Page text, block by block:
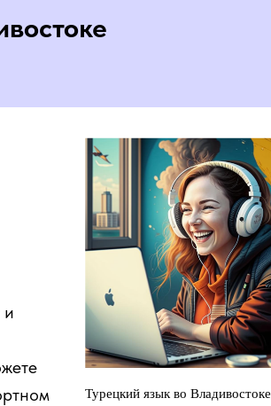
и
Турецкий язык во Владивостоке